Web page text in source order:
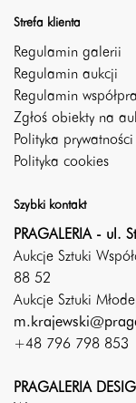
Strefa klienta
Regulamin galerii
Regulamin aukcji
Regulamin
Zgłoś obiekty na
Polityka prywatności
Polityka cookies
Szybki kontakt
PRAGALERIA - ul.
Aukcje Sztuki
88 52
Aukcje Sztuki
+48 796 798 853
PRAGALERIA